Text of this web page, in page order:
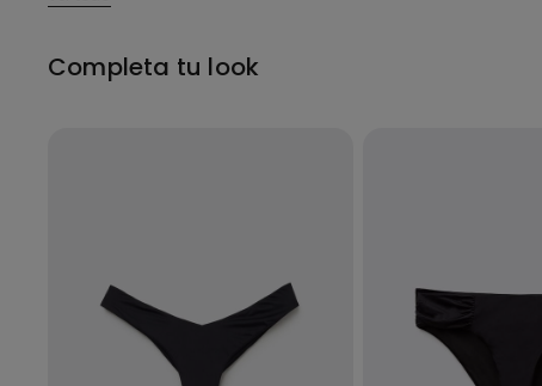
Completa tu look